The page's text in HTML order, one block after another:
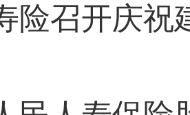
险召开庆祝